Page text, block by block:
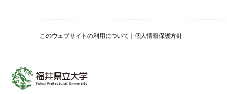
このウェブサイトの利用について 個人情報保護方針